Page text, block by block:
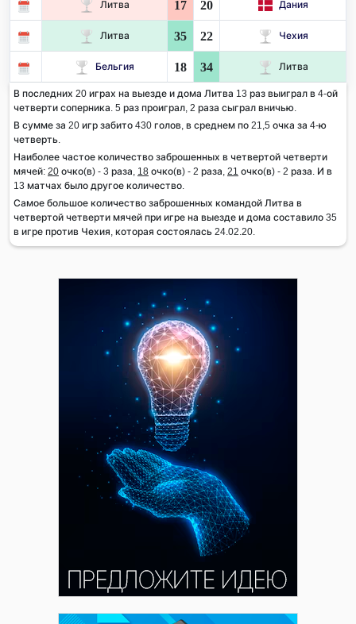
Литва 17 20 Дания
Литва 35 22 Чехия
Бельгия 18 34 Литва
В последних 20 играх на выезде и дома Литва 13 раз выиграл в 4-ой
четверти соперника. 5 раз проиграл, 2 раза сыграл вничью.
В сумме за 20 игр забито 430 голов, в среднем по 21,5 очка за 4-ю
четверть.
Наиболее частое количество заброшенных в четвертой четверти
мячей: 20 очко(в) - 3 раза, 18 очко(в) - 2 раза, 21 очко(в) - 2 раза. И в
13 матчах было другое количество.
Самое большое количество заброшенных командой Литва в
четвертой четверти мячей при игре на выезде и дома составило 35
в игре против Чехия, которая состоялась 24.02.20.